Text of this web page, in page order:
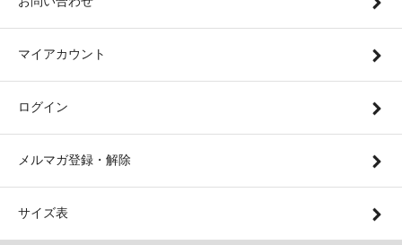
マイアカウント
ログイン
メルマガ登録・解除
サイズ表